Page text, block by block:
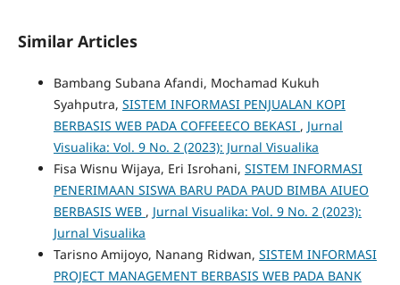
Similar Articles
Bambang Subana Afandi, Mochamad Kukuh
Syahputra, SISTEM INFORMASI PENJUALAN KOPI
BERBASIS WEB PADA COFFEEECO BEKASI , Jurnal
Visualika: Vol. 9 No. 2 (2023): Jurnal Visualika
Fisa Wisnu Wijaya, Eri Isrohani, SISTEM INFORMASI
PENERIMAAN SISWA BARU PADA PAUD BIMBA AIUEO
BERBASIS WEB , Jurnal Visualika: Vol. 9 No. 2 (2023):
Jurnal Visualika
Tarisno Amijoyo, Nanang Ridwan, SISTEM INFORMASI
PROJECT MANAGEMENT BERBASIS WEB PADA BANK